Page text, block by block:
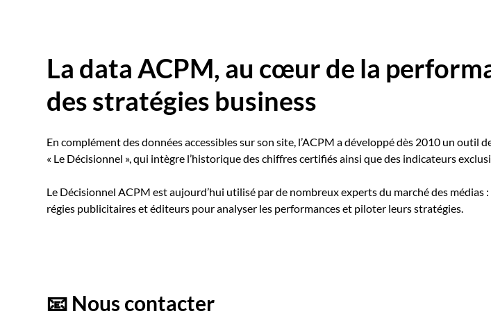
La data ACPM, au cœur de la
des stratégies business
En complément des données accessibles sur son site, l’ACPM a développé dès 2010 un outil
« Le Décisionnel », qui intègre l’historique des chiffres certifiés ainsi que des indicateurs
Le Décisionnel ACPM est aujourd’hui utilisé par de nombreux experts du marché des médias :
régies publicitaires et éditeurs pour analyser les performances et piloter leurs stratégies.
📧 Nous contacter